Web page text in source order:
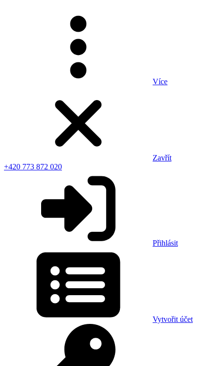
Více
Zavřít
+420 773 872 020
Přihlásit
Vytvořit účet